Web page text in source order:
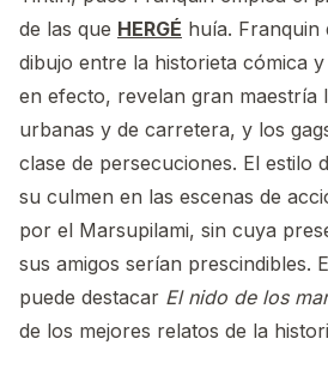
de las que HERGÉ huía. Franquin
dibujo entre la historieta cómica
en efecto, revelan gran maestría
urbanas y de carretera, y los
clase de persecuciones. El estilo
su culmen en las escenas de
por el Marsupilami, sin cuya
sus amigos serían prescindibles.
puede destacar El nido de los
de los mejores relatos de la